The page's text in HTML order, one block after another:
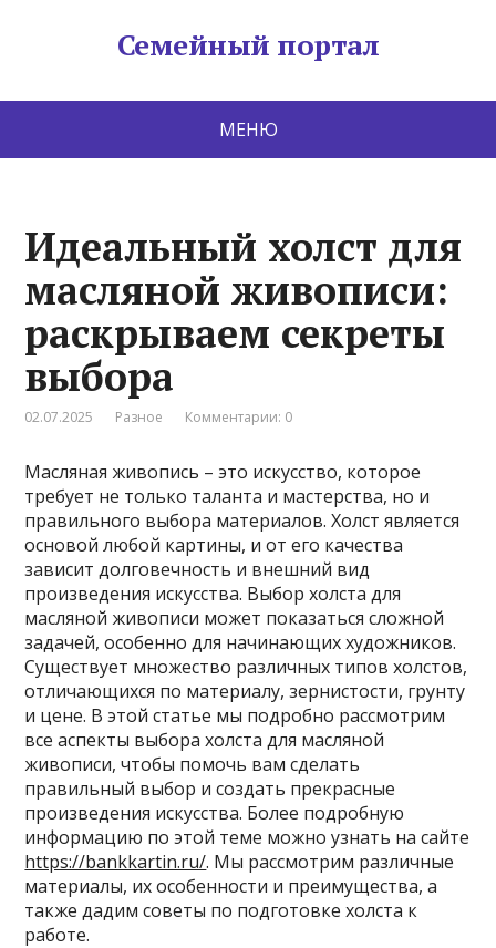
Семейный портал
МЕНЮ
Идеальный холст для
масляной живописи:
раскрываем секреты
выбора
02.07.2025 Разное Комментарии: 0
Масляная живопись – это искусство, которое
требует не только таланта и мастерства, но и
правильного выбора материалов. Холст является
основой любой картины, и от его качества
зависит долговечность и внешний вид
произведения искусства. Выбор холста для
масляной живописи может показаться сложной
задачей, особенно для начинающих художников.
Существует множество различных типов холстов,
отличающихся по материалу, зернистости, грунту
и цене. В этой статье мы подробно рассмотрим
все аспекты выбора холста для масляной
живописи, чтобы помочь вам сделать
правильный выбор и создать прекрасные
произведения искусства. Более подробную
информацию по этой теме можно узнать на сайте
https://bankkartin.ru/. Мы рассмотрим различные
материалы, их особенности и преимущества, а
также дадим советы по подготовке холста к
работе.